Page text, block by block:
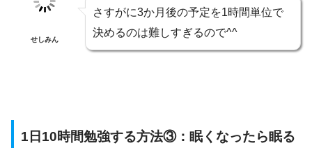
せしみん
さすがに3か月後の予定を1時間単位で
決めるのは難しすぎるので^^
1日10時間勉強する方法③：眠くなったら眠る